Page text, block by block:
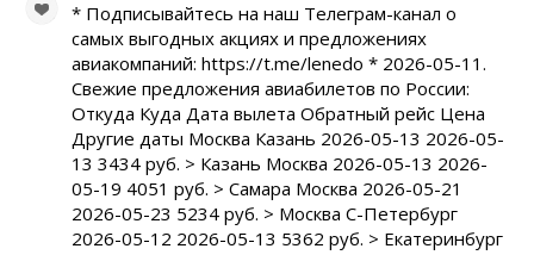
* Подписывайтесь на наш Телеграм-канал о
самых выгодных акциях и предложениях
авиакомпаний: https://t.me/lenedo * 2026-05-11.
Свежие предложения авиабилетов по России:
Откуда Куда Дата вылета Обратный рейс Цена
Другие даты Москва Казань 2026-05-13 2026-05-
13 3434 руб. > Казань Москва 2026-05-13 2026-
05-19 4051 руб. > Самара Москва 2026-05-21
2026-05-23 5234 руб. > Москва С-Петербург
2026-05-12 2026-05-13 5362 руб. > Екатеринбург